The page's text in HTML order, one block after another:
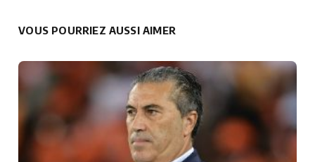
VOUS POURRIEZ AUSSI AIMER